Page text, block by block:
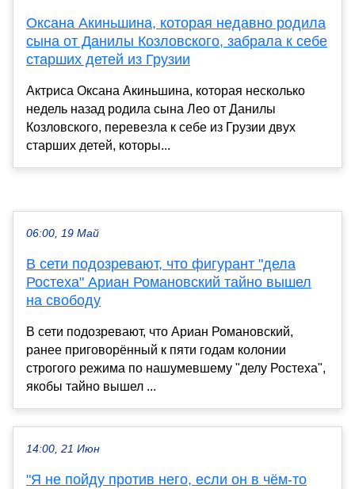
Оксана Акиньшина, которая недавно родила
сына от Данилы Козловского, забрала к себе
старших детей из Грузии
Актриса Оксана Акиньшина, которая несколько
недель назад родила сына Лео от Данилы
Козловского, перевезла к себе из Грузии двух
старших детей, которы...
06:00, 19 Май
В сети подозревают, что фигурант "дела
Ростеха" Ариан Романовский тайно вышел
на свободу
В сети подозревают, что Ариан Романовский,
ранее приговорённый к пяти годам колонии
строгого режима по нашумевшему "делу Ростеха",
якобы тайно вышел ...
14:00, 21 Июн
"Я не пойду против него, если он в чём-то